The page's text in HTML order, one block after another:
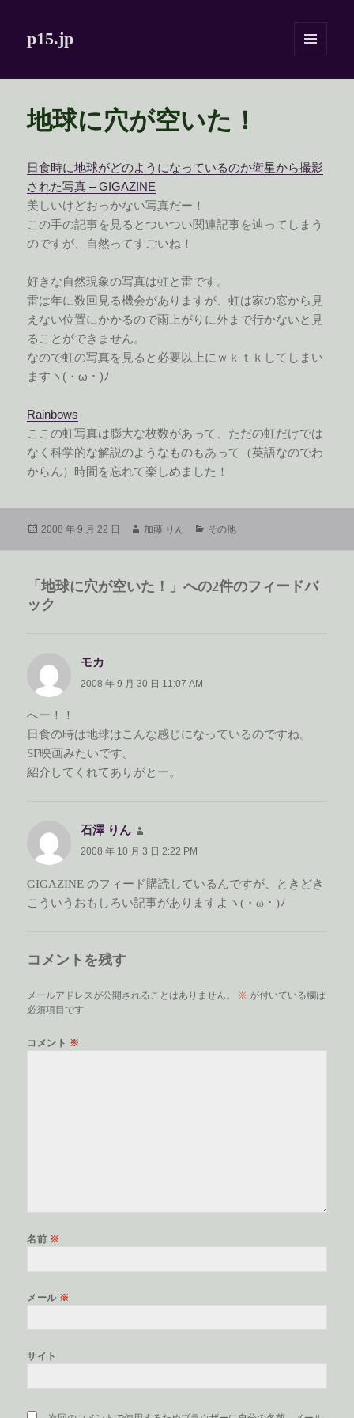
p15.jp
地球に穴が空いた！
日食時に地球がどのようになっているのか衛星から撮影
された写真 – GIGAZINE
美しいけどおっかない写真だー！
この手の記事を見るとついつい関連記事を辿ってしまう
のですが、自然ってすごいね！
好きな自然現象の写真は虹と雷です。
雷は年に数回見る機会がありますが、虹は家の窓から見
えない位置にかかるので雨上がりに外まで行かないと見
ることができません。
なので虹の写真を見ると必要以上にｗｋｔｋしてしまい
ますヽ(・ω・)ﾉ
Rainbows
ここの虹写真は膨大な枚数があって、ただの虹だけでは
なく科学的な解説のようなものもあって（英語なのでわ
からん）時間を忘れて楽しめました！
投
2008 年 9 月 22 日
作
加藤 りん
カ
ー
その他
「地球に穴が空いた！」への2件のフィードバ
ック
モカ
り:
2008 年 9 月 30 日 11:07 AM
へー！！
日食の時は地球はこんな感じになっているのですね。
SF映画みたいです。
紹介してくれてありがとー。
石澤 りん
り:
2008 年 10 月 3 日 2:22 PM
GIGAZINE のフィード購読しているんですが、ときどき
こういうおもしろい記事がありますよヽ(・ω・)ﾉ
コメントを残す
メールアドレスが公開されることはありません。 ※ が付いている欄は
必須項目です
コメント ※
名前 ※
メール ※
サイト